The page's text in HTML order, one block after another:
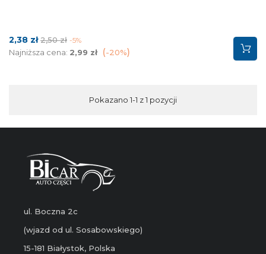
Cena
2,38 zł Cena
podstawowa
2,50 zł -5%
Najniższa cena: 2,99 zł -20%
Pokazano 1-1 z 1 pozycji
ul. Boczna 2c
(wjazd od ul. Sosabowskiego)
15-181 Białystok, Polska